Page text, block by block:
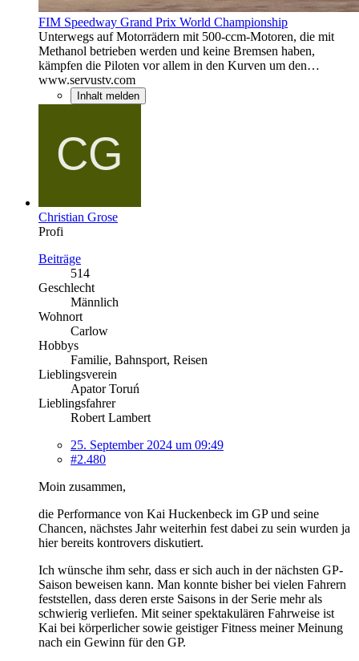
FIM Speedway Grand Prix World Championship
Unterwegs auf Motorrädern mit 500-ccm-Motoren, die mit
Methanol betrieben werden und keine Bremsen haben,
kämpfen die Piloten vor allem in den Kurven um den…
www.servustv.com
Inhalt melden
Christian Grose
Profi
Beiträge
514
Geschlecht
Männlich
Wohnort
Carlow
Hobbys
Familie, Bahnsport, Reisen
Lieblingsverein
Apator Toruń
Lieblingsfahrer
Robert Lambert
25. September 2024 um 09:49
#2.480
Moin zusammen,
die Performance von Kai Huckenbeck im GP und seine
Chancen, nächstes Jahr weiterhin fest dabei zu sein wurden ja
hier bereits kontrovers diskutiert.
Ich wünsche ihm sehr, dass er sich auch in der nächsten GP-
Saison beweisen kann. Man konnte bisher bei vielen Fahrern
feststellen, dass deren erste Saisons in der Serie mehr als
schwierig verliefen. Mit seiner spektakulären Fahrweise ist
Kai bei körperlicher sowie geistiger Fitness meiner Meinung
nach ein Gewinn für den GP.